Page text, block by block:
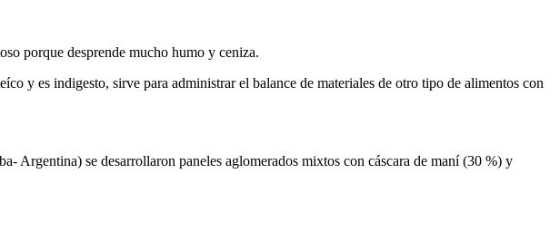
porque desprende mucho humo y ceniza.
y es indigesto, sirve para administrar el balance de materiales de otro tipo de alimentos con
Argentina) se desarrollaron paneles aglomerados mixtos con cáscara de maní (30 %) y